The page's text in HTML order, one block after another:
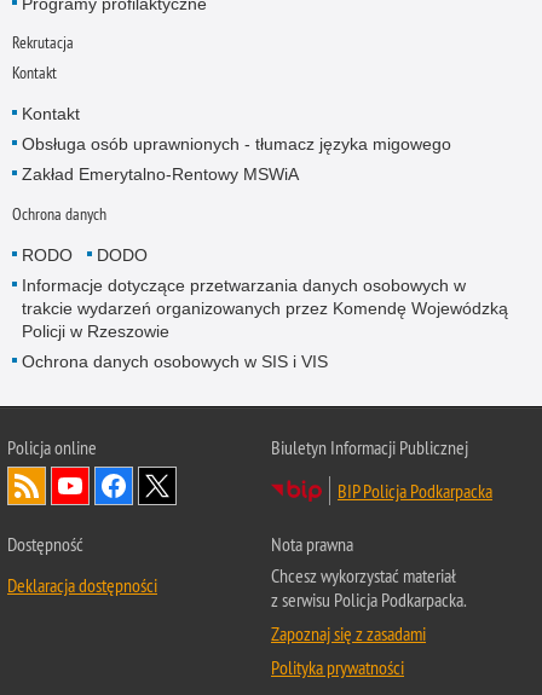
Rekrutacja
Kontakt
Kontakt
Obsługa osób uprawnionych - tłumacz języka migowego
Zakład Emerytalno-Rentowy MSWiA
Ochrona danych
RODO
DODO
Informacje dotyczące przetwarzania danych osobowych w
trakcie wydarzeń organizowanych przez Komendę Wojewódzką
Policji w Rzeszowie
Ochrona danych osobowych w SIS i VIS
Policja online
Biuletyn Informacji Publicznej
BIP Policja Podkarpacka
Dostępność
Deklaracja dostępności
Nota prawna
Chcesz wykorzystać materiał
z serwisu Policja Podkarpacka.
Zapoznaj się z zasadami
Polityka prywatności